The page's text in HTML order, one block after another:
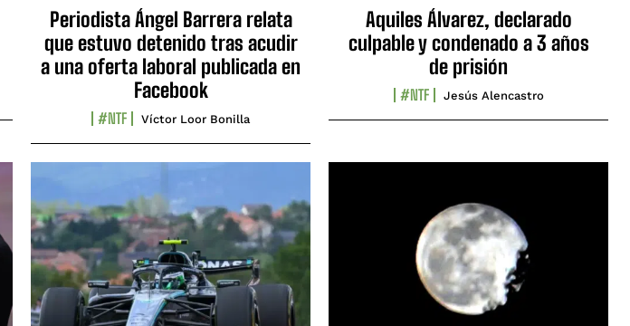
Periodista Ángel Barrera relata
que estuvo detenido tras acudir
a una oferta laboral publicada en
Facebook
#NTF Víctor Loor Bonilla
Aquiles Álvarez, declarado
culpable y condenado a 3 años
de prisión
#NTF Jesús Alencastro